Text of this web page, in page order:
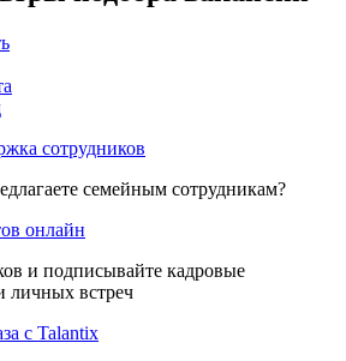
сотрудников
семейным сотрудникам?
онлайн
и подписывайте кадровые
личных встреч
с Talantix